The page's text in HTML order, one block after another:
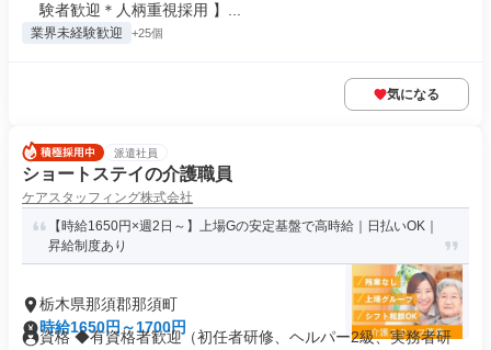
験者歓迎＊人柄重視採用 】...
業界未経験歓迎 +25個
気になる
派遣社員
ショートステイの介護職員
ケアスタッフィング株式会社
【時給1650円×週2日～】上場Gの安定基盤で高時給｜日払いOK｜
昇給制度あり
栃木県那須郡那須町
時給1650円～1700円
資格 ◆有資格者歓迎（初任者研修、ヘルパー2級、実務者研